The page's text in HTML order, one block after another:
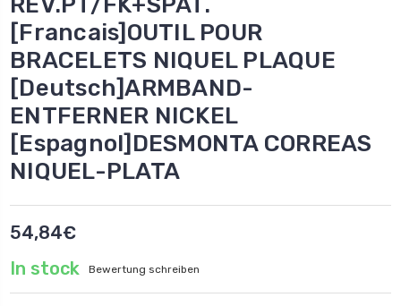
[Francais]OUTIL POUR
BRACELETS NIQUEL PLAQUE
[Deutsch]ARMBAND-
ENTFERNER NICKEL
[Espagnol]DESMONTA CORREAS
NIQUEL-PLATA
54,84€
In stock
Bewertung schreiben